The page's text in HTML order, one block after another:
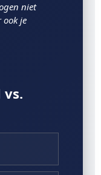
niet
je
vs.